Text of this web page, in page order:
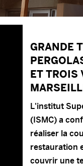
GRANDE
ET TROIS
L'institut
(ISMC) a
réaliser la
restauration
couvrir une